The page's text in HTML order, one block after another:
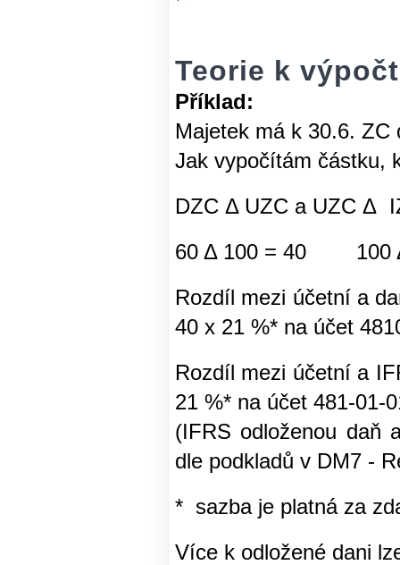
Teorie k
Příklad:
Majetek má k 30.6.
Jak vypočítám částku,
DZC Δ UZC a UZC Δ
60 Δ 100 = 40 100
Rozdíl mezi účetní a
40 x 21 %* na účet
Rozdíl mezi účetní a
21 %* na účet 481-01-
(IFRS odloženou daň
dle podkladů v DM7 -
* sazba je platná za
Více k odložené dani